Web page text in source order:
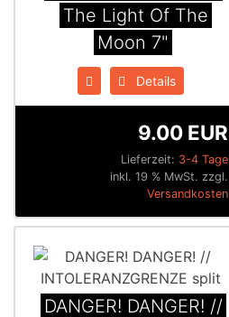
The Light Of The
Moon 7"
Details
Lieferzeit: 3-4 Tage
9.00 EUR
inkl. 19 % MwSt. zzgl.
Versandkosten
DANGER! DANGER! //